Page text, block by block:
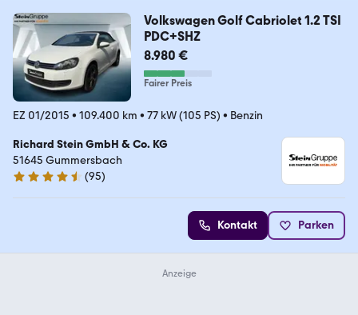
Volkswagen Golf Cabriolet 1.2 TSI
PDC+SHZ
8.980 €
Fairer Preis
EZ 01/2015 • 109.400 km • 77 kW (105 PS) • Benzin
Richard Stein GmbH & Co. KG
51645 Gummersbach
4.3 Sterne
(95)
Kontakt Parken